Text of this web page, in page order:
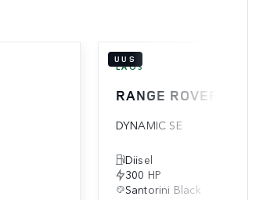
UUS
LAOS
RANGE ROVER SPORT
DYNAMIC SE
Diisel
300 HP
Santorini Black